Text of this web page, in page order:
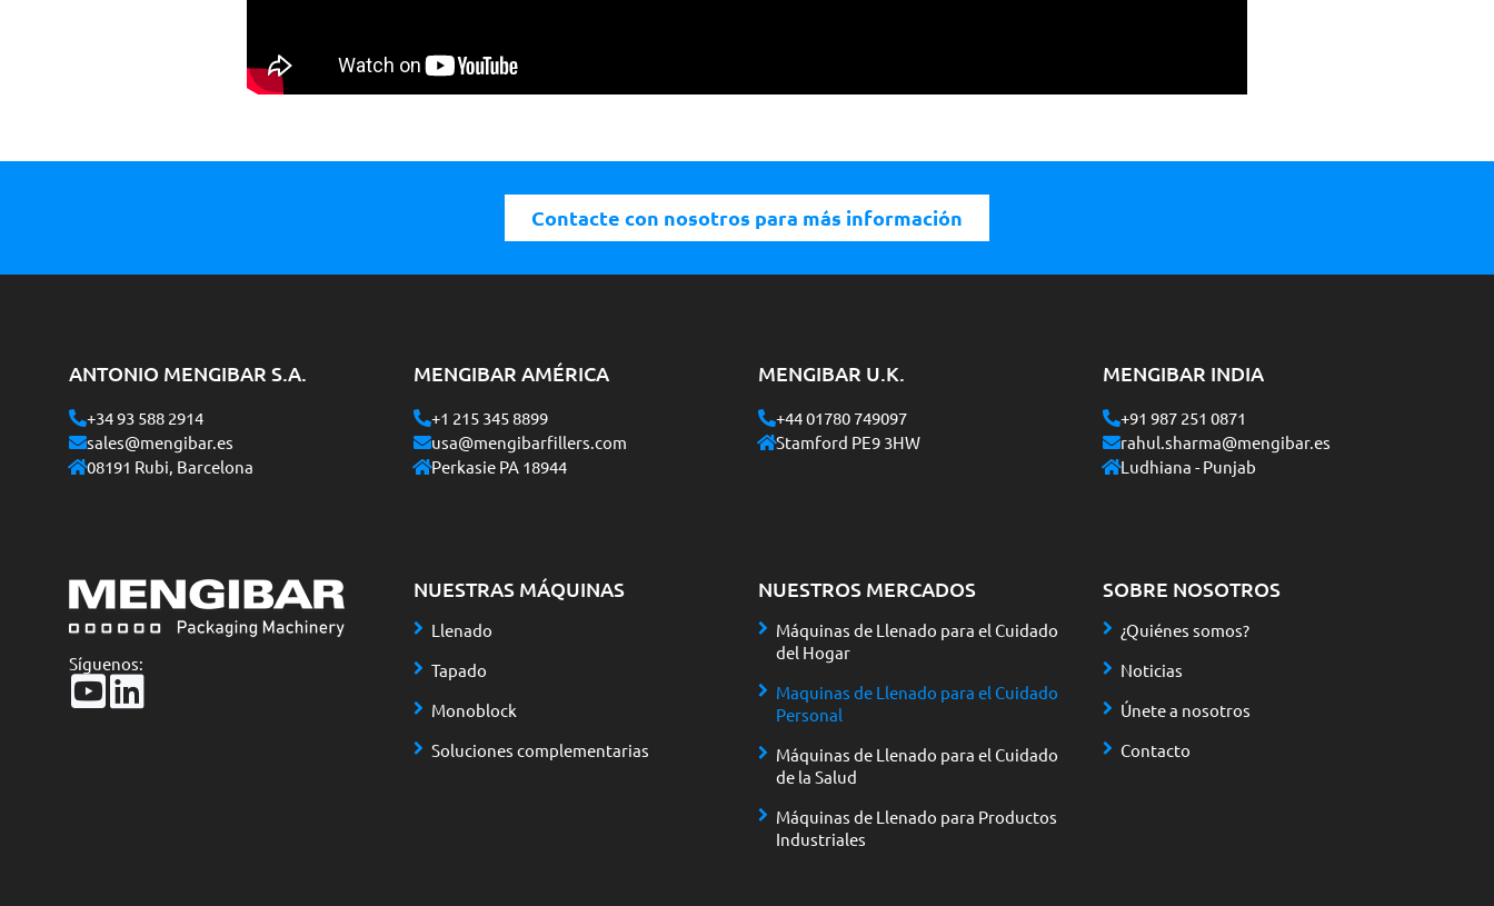
Contacte con nosotros para más información
ANTONIO MENGIBAR S.A.
+34 93 588 2914
sales@mengibar.es
08191 Rubi, Barcelona
MENGIBAR AMÉRICA
+1 215 345 8899
usa@mengibarfillers.com
Perkasie PA 18944
MENGIBAR U.K.
+44 01780 749097
Stamford PE9 3HW
MENGIBAR INDIA
+91 987 251 0871
rahul.sharma@mengibar.es
Ludhiana - Punjab
Síguenos:
NUESTRAS MÁQUINAS
Llenado
Tapado
Monoblock
Soluciones complementarias
NUESTROS MERCADOS
Máquinas de Llenado para el Cuidado
del Hogar
Maquinas de Llenado para el Cuidado
Personal
Máquinas de Llenado para el Cuidado
de la Salud
Máquinas de Llenado para Productos
Industriales
SOBRE NOSOTROS
¿Quiénes somos?
Noticias
Únete a nosotros
Contacto